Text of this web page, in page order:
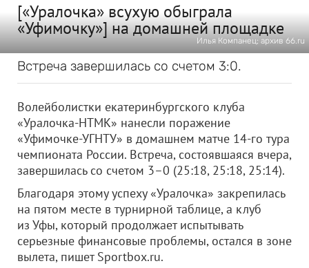
[«Уралочка» всухую обыграла
«Уфимочку»] на домашней площадке
Илья Компанец; архив 66.ru
Встреча завершилась со счетом 3:0.
Волейболистки екатеринбургского клуба
«Уралочка-НТМК» нанесли поражение
«Уфимочке-УГНТУ» в домашнем матче 14-го тура
чемпионата России. Встреча, состоявшаяся вчера,
завершилась со счетом 3–0 (25:18, 25:18, 25:14).
Благодаря этому успеху «Уралочка» закрепилась
на пятом месте в турнирной таблице, а клуб
из Уфы, который продолжает испытывать
серьезные финансовые проблемы, остался в зоне
вылета, пишет Sportbox.ru.